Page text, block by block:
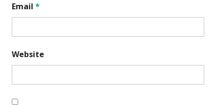
Email *
Website